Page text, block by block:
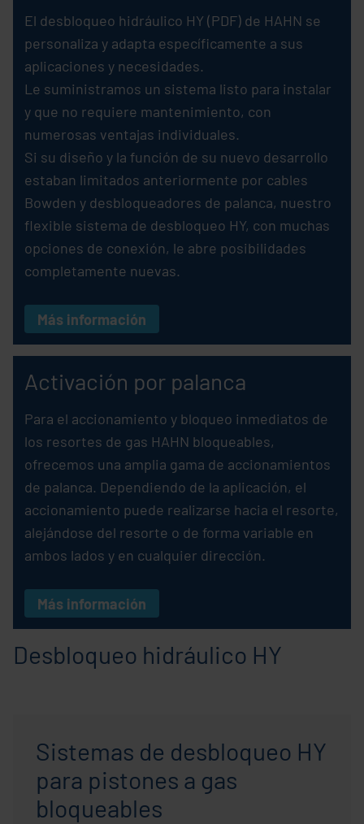
El desbloqueo hidráulico HY (PDF) de HAHN se
personaliza y adapta específicamente a sus
aplicaciones y necesidades.
Le suministramos un sistema listo para instalar
y que no requiere mantenimiento, con
numerosas ventajas individuales.
Si su diseño y la función de su nuevo desarrollo
estaban limitados anteriormente por cables
Bowden y desbloqueadores de palanca, nuestro
flexible sistema de desbloqueo HY, con muchas
opciones de conexión, le abre posibilidades
completamente nuevas.
Más información
Activación por palanca
Para el accionamiento y bloqueo inmediatos de
los resortes de gas HAHN bloqueables,
ofrecemos una amplia gama de accionamientos
de palanca. Dependiendo de la aplicación, el
accionamiento puede realizarse hacia el resorte,
alejándose del resorte o de forma variable en
ambos lados y en cualquier dirección.
Más información
Desbloqueo hidráulico HY
Sistemas de desbloqueo HY
para pistones a gas
bloqueables